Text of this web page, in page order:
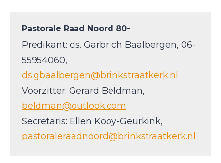
Pastorale Raad Noord 80-
Predikant: ds. Garbrich Baalbergen, 06-
55954060,
ds.gbaalbergen@brinkstraatkerk.nl
Voorzitter: Gerard Beldman,
beldman@outlook.com
Secretaris: Ellen Kooy-Geurkink,
pastoraleraadnoord@brinkstraatkerk.nl